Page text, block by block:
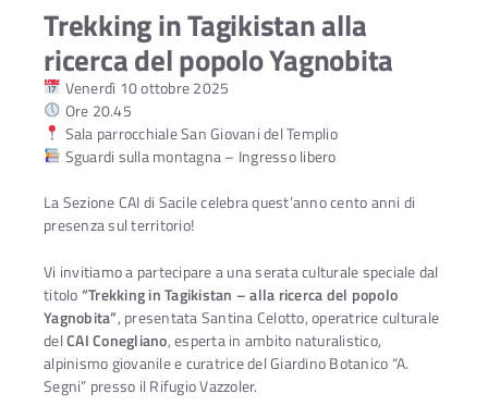
Trekking in Tagikistan alla
ricerca del popolo Yagnobita
Venerdì 10 ottobre 2025
Ore 20.45
Sala parrocchiale San Giovani del Templio
Sguardi sulla montagna – Ingresso libero
La Sezione CAI di Sacile celebra quest’anno cento anni di
presenza sul territorio!
Vi invitiamo a partecipare a una serata culturale speciale dal
titolo“Trekking in Tagikistan – alla ricerca del popolo
Yagnobita”, presentata Santina Celotto, operatrice culturale
delCAI Conegliano, esperta in ambito naturalistico,
alpinismo giovanile e curatrice del Giardino Botanico “A.
Segni” presso il Rifugio Vazzoler.